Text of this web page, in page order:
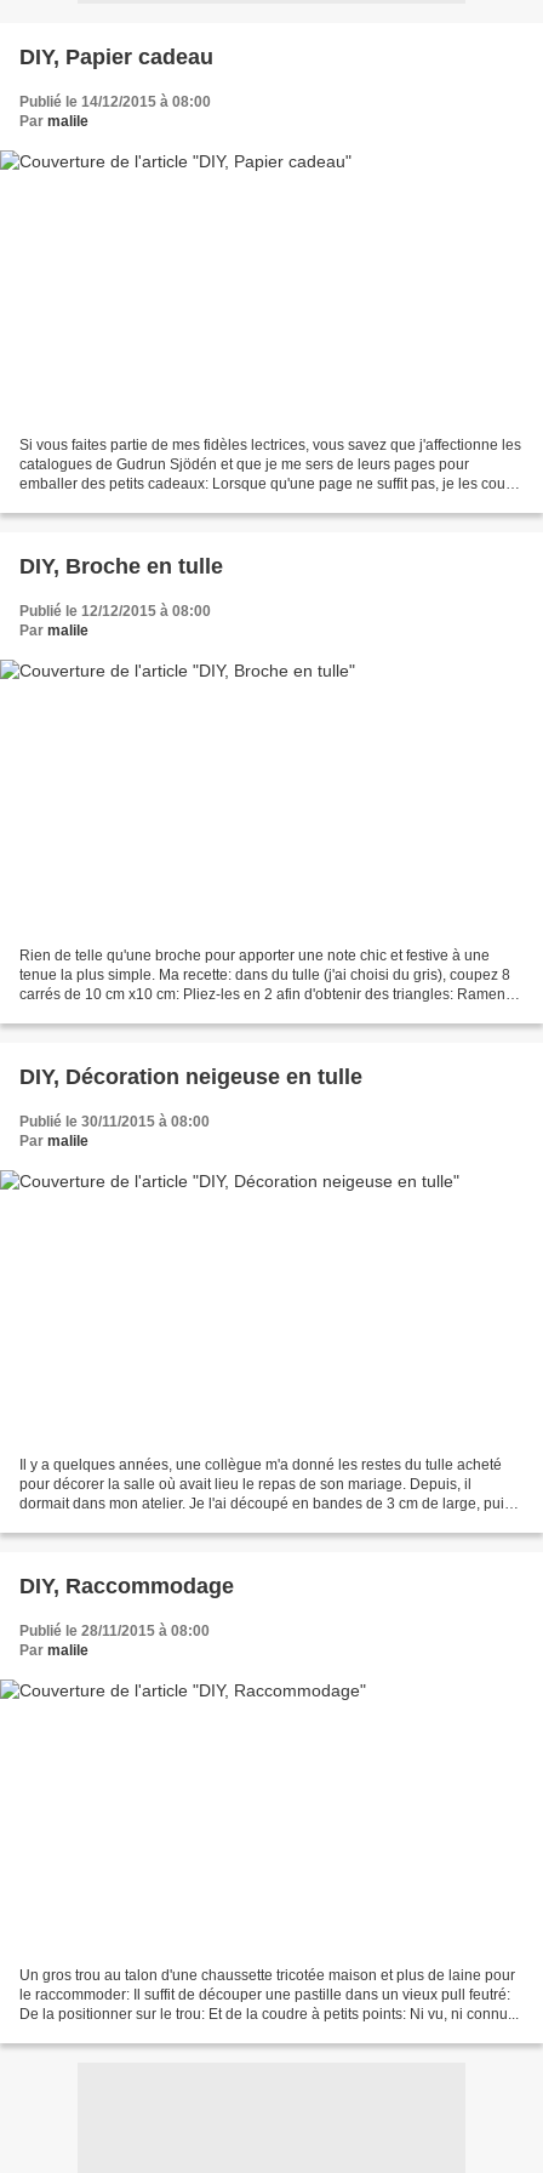
DIY, Papier cadeau
Publié le 14/12/2015 à 08:00
Par malile
Si vous faites partie de mes fidèles lectrices, vous savez que j'affectionne les
catalogues de Gudrun Sjödén et que je me sers de leurs pages pour
emballer des petits cadeaux: Lorsque qu'une page ne suffit pas, je les couds
DIY, Broche en tulle
Publié le 12/12/2015 à 08:00
Par malile
Rien de telle qu'une broche pour apporter une note chic et festive à une
tenue la plus simple. Ma recette: dans du tulle (j'ai choisi du gris), coupez 8
carrés de 10 cm x10 cm: Pliez-les en 2 afin d'obtenir des triangles: Ramenez
DIY, Décoration neigeuse en tulle
Publié le 30/11/2015 à 08:00
Par malile
Il y a quelques années, une collègue m'a donné les restes du tulle acheté
pour décorer la salle où avait lieu le repas de son mariage. Depuis, il
dormait dans mon atelier. Je l'ai découpé en bandes de 3 cm de large, puis
DIY, Raccommodage
Publié le 28/11/2015 à 08:00
Par malile
Un gros trou au talon d'une chaussette tricotée maison et plus de laine pour
le raccommoder: Il suffit de découper une pastille dans un vieux pull feutré:
De la positionner sur le trou: Et de la coudre à petits points: Ni vu, ni connu...